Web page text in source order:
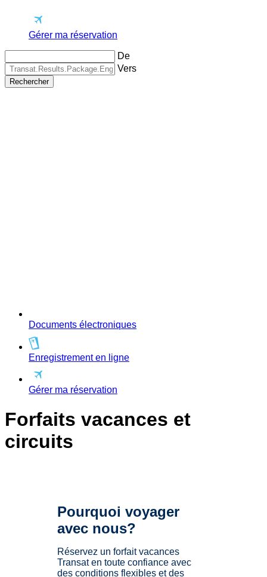
Gérer ma réservation
De
Vers
Rechercher
Documents électroniques
Enregistrement en ligne
Gérer ma réservation
Forfaits vacances et
circuits
Pourquoi voyager
avec nous?
Réservez un forfait vacances
Transat en toute confiance avec
des conditions flexibles et des